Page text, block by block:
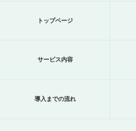
トップページ
サービス内容
導入までの流れ